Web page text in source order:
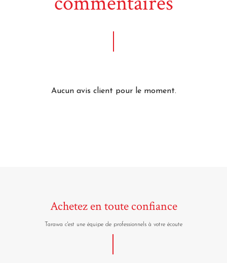
Aucun avis client pour le moment.
Achetez en toute confiance
Tarawa c'est une équipe de professionnels à votre écoute